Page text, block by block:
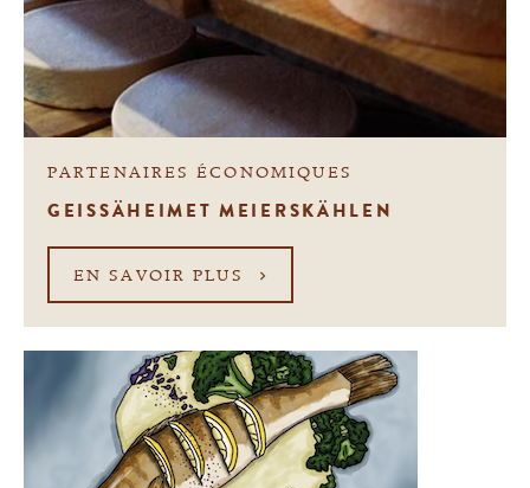
PARTENAIRES ÉCONOMIQUES
GEISSÄHEIMET MEIERSKÄHLEN
EN SAVOIR PLUS